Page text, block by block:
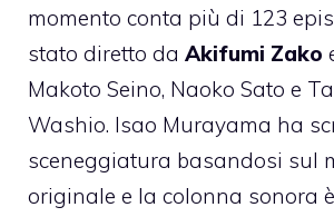
momento conta più di 123
stato diretto da Akifumi Zako
Makoto Seino, Naoko Sato e
Washio. Isao Murayama ha
sceneggiatura basandosi sul
originale e la colonna sonora